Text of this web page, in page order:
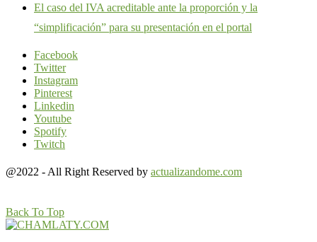
El caso del IVA acreditable ante la proporción y la
“simplificación” para su presentación en el portal
Facebook
Twitter
Instagram
Pinterest
Linkedin
Youtube
Spotify
Twitch
@2022 - All Right Reserved by actualizandome.com
Back To Top